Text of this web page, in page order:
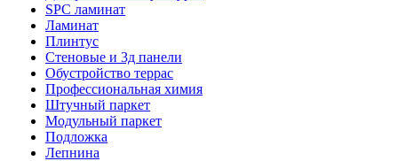
SPC ламинат
Ламинат
Плинтус
Стеновые и 3д панели
Обустройство террас
Профессиональная химия
Штучный паркет
Модульный паркет
Подложка
Лепнина